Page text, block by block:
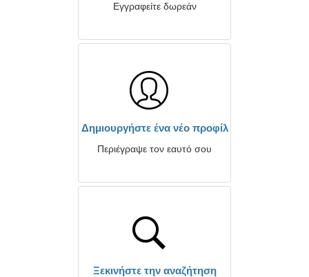
Εγγραφείτε δωρεάν
Δημιουργήστε ένα νέο προφίλ
Περιέγραψε τον εαυτό σου
Ξεκινήστε την αναζήτηση